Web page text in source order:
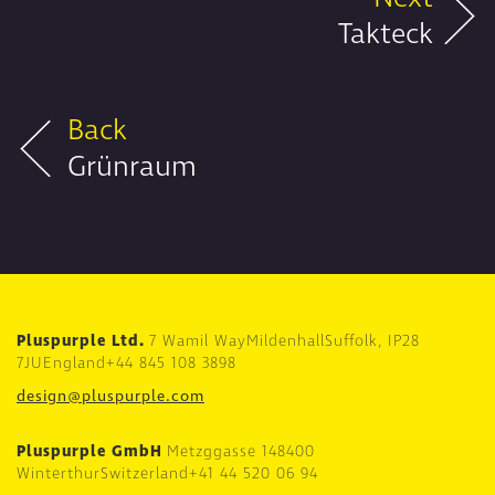
Back
Grünraum
Takteck
Pluspurple Ltd. 7 Wamil WayMildenhallSuffolk, IP28
7JUEngland+44 845 108 3898
design@pluspurple.com
Pluspurple GmbH Metzggasse 148400
WinterthurSwitzerland+41 44 520 06 94